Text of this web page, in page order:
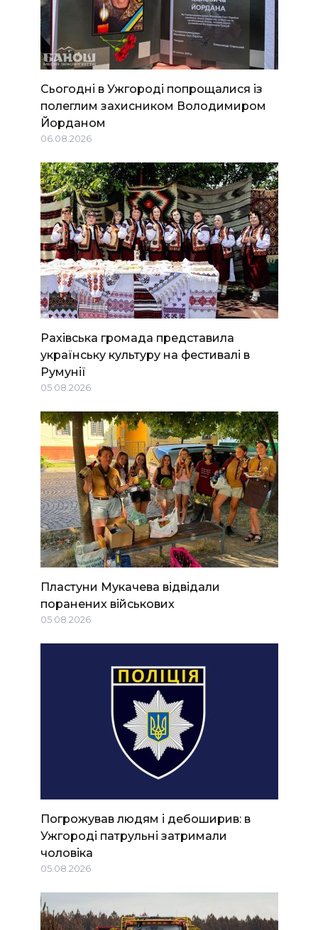
Сьогодні в Ужгороді попрощалися із
полеглим захисником Володимиром
Йорданом
06.08.2026
Рахівська громада представила
українську культуру на фестивалі в
Румунії
05.08.2026
Пластуни Мукачева відвідали
поранених військових
05.08.2026
Погрожував людям і дебоширив: в
Ужгороді патрульні затримали
чоловіка
05.08.2026